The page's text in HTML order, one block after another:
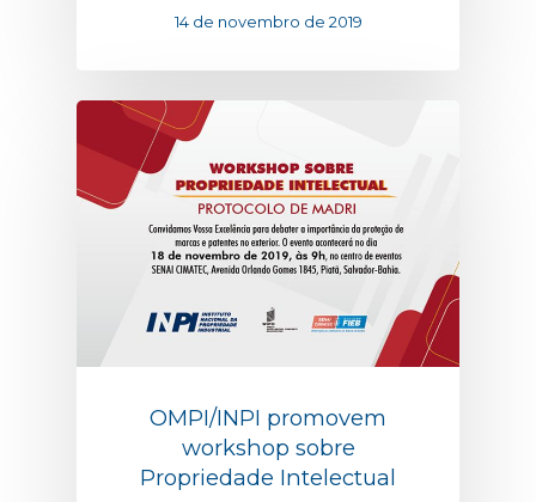
14 de novembro de 2019
OMPI/INPI promovem
workshop sobre
Propriedade Intelectual